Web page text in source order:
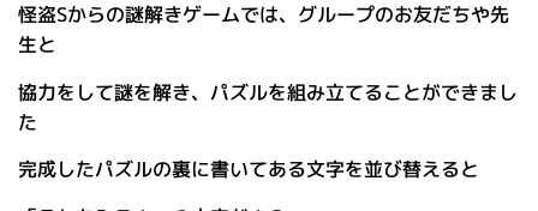
怪盗Sからの謎解きゲームでは、グループのお友だちや先
生と
協力をして謎を解き、パズルを組み立てることができまし
た
完成したパズルの裏に書いてある文字を並び替えると